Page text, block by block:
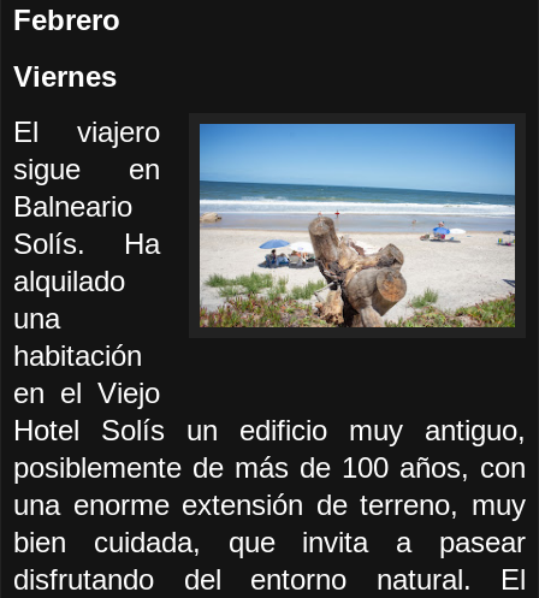
Febrero
Viernes
El viajero
sigue en
Balneario
Solís. Ha
alquilado
una
habitación
en el Viejo
Hotel Solís un edificio muy antiguo,
posiblemente de más de 100 años, con
una enorme extensión de terreno, muy
bien cuidada, que invita a pasear
disfrutando del entorno natural. El